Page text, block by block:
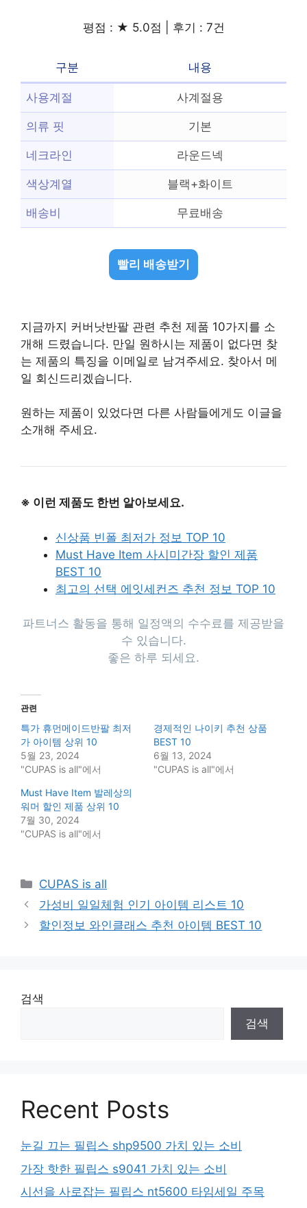
평점 : ★ 5.0점 | 후기 : 7건
구분 내용
사용계절 사계절용
의류 핏 기본
네크라인 라운드넥
색상계열 블랙+화이트
배송비 무료배송
빨리 배송받기
지금까지 커버낫반팔 관련 추천 제품 10가지를 소
개해 드렸습니다. 만일 원하시는 제품이 없다면 찾
는 제품의 특징을 이메일로 남겨주세요. 찾아서 메
일 회신드리겠습니다.
원하는 제품이 있었다면 다른 사람들에게도 이글을
소개해 주세요.
※ 이런 제품도 한번 알아보세요.
신상품 빈폴 최저가 정보 TOP 10
Must Have Item 사시미간장 할인 제품
BEST 10
최고의 선택 에잇세컨즈 추천 정보 TOP 10
파트너스 활동을 통해 일정액의 수수료를 제공받을
수 있습니다.
좋은 하루 되세요.
관련
특가 휴먼메이드반팔 최저
가 아이템 상위 10
5월 23, 2024
"CUPAS is all"에서
경제적인 나이키 추천 상품
BEST 10
6월 13, 2024
"CUPAS is all"에서
Must Have Item 발레상의
워머 할인 제품 상위 10
7월 30, 2024
"CUPAS is all"에서
Categories
CUPAS is all
가성비 일일체험 인기 아이템 리스트 10
할인정보 와인클래스 추천 아이템 BEST 10
검색
검색
Recent Posts
눈길 끄는 필립스 shp9500 가치 있는 소비
가장 핫한 필립스 s9041 가치 있는 소비
시선을 사로잡는 필립스 nt5600 타임세일 주목